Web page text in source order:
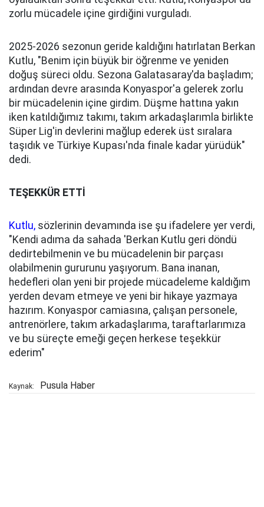
zorlu mücadele içine girdiğini vurguladı.
2025-2026 sezonun geride kaldığını hatırlatan Berkan
Kutlu, "Benim için büyük bir öğrenme ve yeniden
doğuş süreci oldu. Sezona Galatasaray'da başladım;
ardından devre arasında Konyaspor'a gelerek zorlu
bir mücadelenin içine girdim. Düşme hattına yakın
iken katıldığımız takımı, takım arkadaşlarımla birlikte
Süper Lig'in devlerini mağlup ederek üst sıralara
taşıdık ve Türkiye Kupası'nda finale kadar yürüdük"
dedi.
TEŞEKKÜR ETTİ
Kutlu, sözlerinin devamında ise şu ifadelere yer verdi,
"Kendi adıma da sahada 'Berkan Kutlu geri döndü
dedirtebilmenin ve bu mücadelenin bir parçası
olabilmenin gururunu yaşıyorum. Bana inanan,
hedefleri olan yeni bir projede mücadeleme kaldığım
yerden devam etmeye ve yeni bir hikaye yazmaya
hazırım. Konyaspor camiasına, çalışan personele,
antrenörlere, takım arkadaşlarıma, taraftarlarımıza
ve bu süreçte emeği geçen herkese teşekkür
ederim"
Kaynak: Pusula Haber